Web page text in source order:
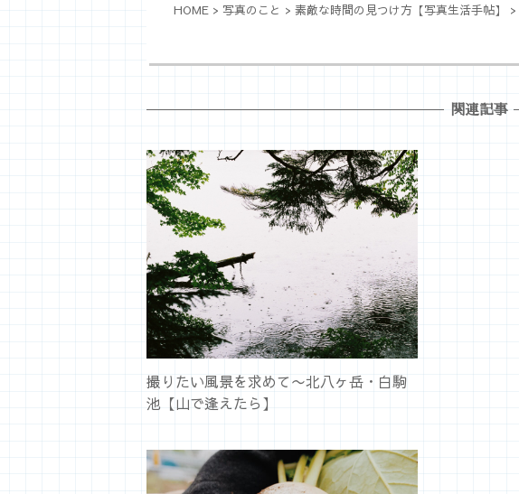
HOME > 写真のこと > 素敵な時間の見つけ方【写真生活手帖】 >
関連記事
撮りたい風景を求めて〜北八ヶ岳・白駒
池【山で逢えたら】